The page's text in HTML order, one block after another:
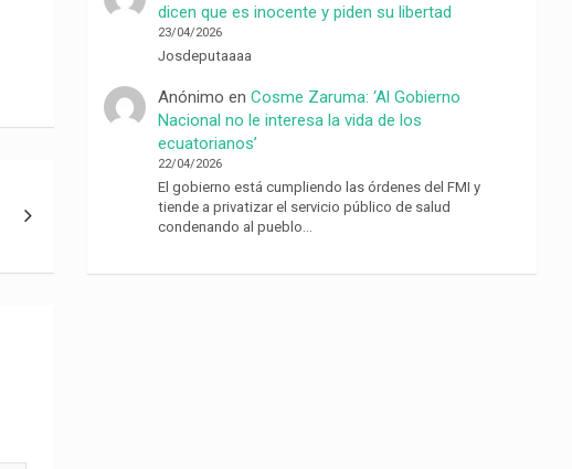
dicen que es inocente y piden su libertad
23/04/2026
Josdeputaaaa
Anónimo enCosme Zaruma: ‘Al Gobierno
Nacional no le interesa la vida de los
ecuatorianos’
22/04/2026
El gobierno está cumpliendo las órdenes del FMI y
tiende a privatizar el servicio público de salud
condenando al pueblo…